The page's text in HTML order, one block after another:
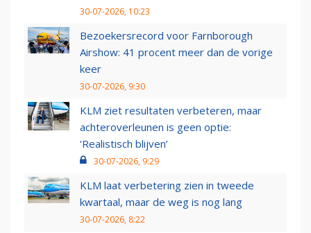
30-07-2026, 10:23
Bezoekersrecord voor Farnborough
Airshow: 41 procent meer dan de vorige
keer
30-07-2026, 9:30
KLM ziet resultaten verbeteren, maar
achteroverleunen is geen optie:
‘Realistisch blijven’
30-07-2026, 9:29
KLM laat verbetering zien in tweede
kwartaal, maar de weg is nog lang
30-07-2026, 8:22